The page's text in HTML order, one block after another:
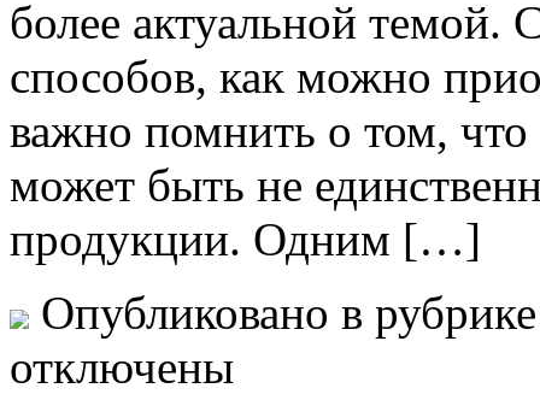
более актуальной темой.
способов, как можно
важно помнить о том,
может быть не
продукции. Одним […]
Опубликовано в
отключены